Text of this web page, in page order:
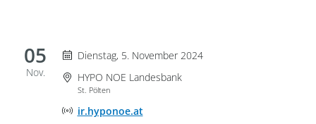
05
Nov.
Dienstag 5. November 2024
Dienstag, 5. November 2024
Veranstaltungsort
HYPO NOE Landesbank
St. Pölten
Adresse der Onlineveranstaltung
ir.hyponoe.at